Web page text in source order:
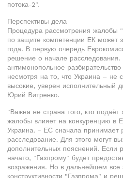
потока-2".
Перспективы дела
Процедура рассмотрения жалобы
по защите компетенции ЕК может
года. В первую очередь
решение о начале
антимонопольное
несмотря на то, что Украина – не
высокие, уверен исполнительный
Юрий Витренко.
"Важна не страна того, кто
жалобы влияет на конкуренцию в
Украина. - ЕС сначала принимает
расследование. Для этого могут
дополнительных пояснений. Если
начато, "Газпрому" будет
возражения. Но в дальнейшем все
конструктивности "Газпрома" и